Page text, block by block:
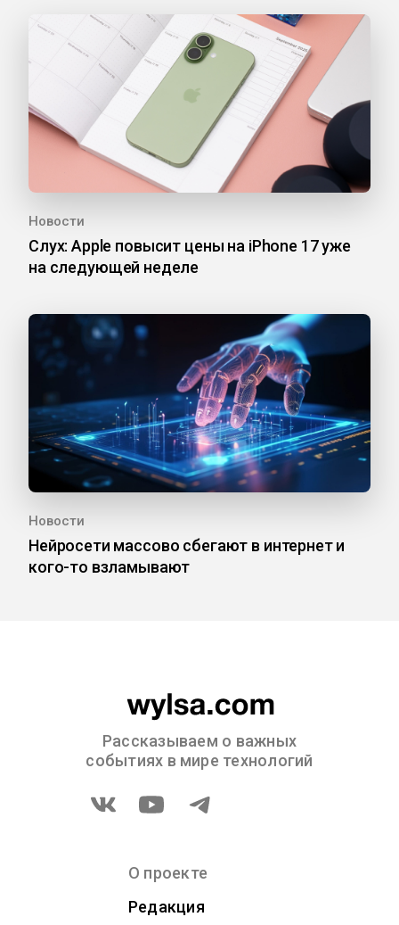
Новости
Слух: Apple повысит цены на iPhone 17 уже
на следующей неделе
Новости
Нейросети массово сбегают в интернет и
кого-то взламывают
Рассказываем о важных
событиях в мире технологий
О проекте
Редакция